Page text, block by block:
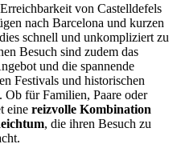
von Castelldefels
nach Barcelona und kurzen
schnell und unkompliziert zu
Besuch sind zudem das
und die spannende
Festivals und historischen
für Familien, Paare oder
eine reizvolle Kombination
, die ihren Besuch zu